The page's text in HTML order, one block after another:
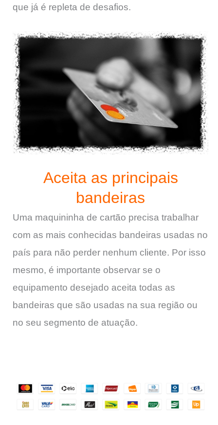
que já é repleta de desafios.
Aceita as principais
bandeiras
Uma maquininha de cartão precisa trabalhar
com as mais conhecidas bandeiras usadas no
país para não perder nenhum cliente. Por isso
mesmo, é importante observar se o
equipamento desejado aceita todas as
bandeiras que são usadas na sua região ou
no seu segmento de atuação.